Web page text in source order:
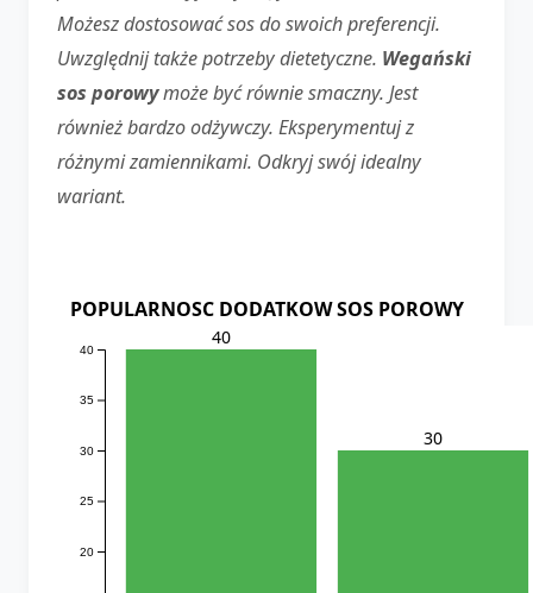
Możesz dostosować sos do swoich preferencji.
Uwzględnij także potrzeby dietetyczne. Wegański
sos porowymoże być równie smaczny. Jest
również bardzo odżywczy. Eksperymentuj z
różnymi zamiennikami. Odkryj swój idealny
wariant.
POPULARNOSC DODATKOW SOS POROWY
20
25
30
35
40
40
30